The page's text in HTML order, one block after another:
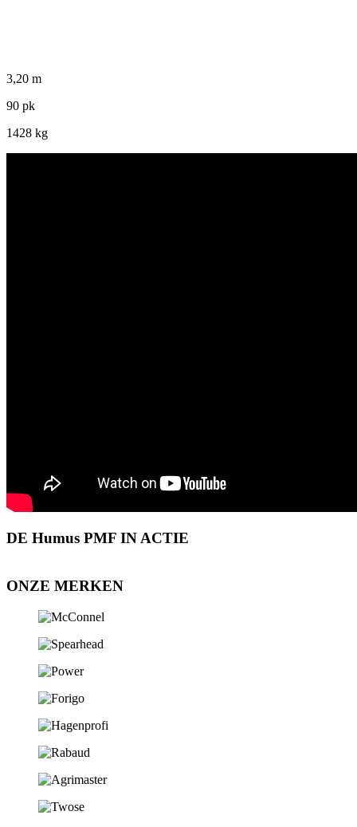
3,20 m
90 pk
1428 kg
DE Humus PMF IN ACTIE
ONZE MERKEN